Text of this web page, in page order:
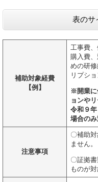
表のサ
補助対象経費
【例】
工事費
購入費
めの研
リプシ
※開業に
ョンや
令和９
場合のみ
注意事項
〇補助
ません。
〇証拠
ものが対